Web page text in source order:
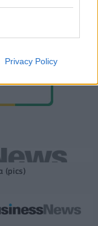
Privacy Policy
(pics)